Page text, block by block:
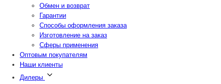
Обмен и возврат
Гарантии
Способы оформления заказа
Изготовление на заказ
Сферы применения
Оптовым покупателям
Наши клиенты
Дилеры